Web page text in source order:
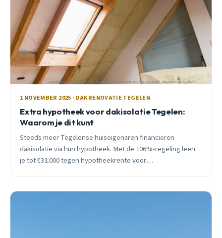
1 NOVEMBER 2025 · DAKRENOVATIE TEGELEN
Extra hypotheek voor dakisolatie Tegelen:
Waarom je dit kunt
Steeds meer Tegelense huiseigenaren financieren
dakisolatie via hun hypotheek. Met de 106%-regeling leen
je tot €31.000 tegen hypotheekrente voor